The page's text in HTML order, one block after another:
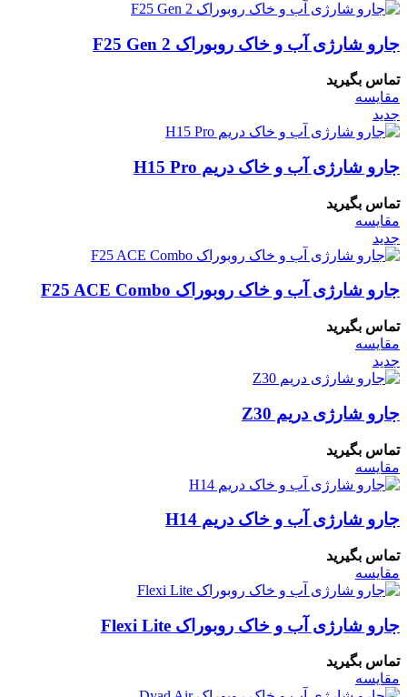
جارو شارژی آب و خاک روبوراک F25 Gen 2
تماس بگیرید
مقایسه
جدید
جارو شارژی آب و خاک دریم H15 Pro
تماس بگیرید
مقایسه
جدید
جارو شارژی آب و خاک روبوراک F25 ACE Combo
تماس بگیرید
مقایسه
جدید
جارو شارژی دریم Z30
تماس بگیرید
مقایسه
جارو شارژی آب و خاک دریم H14
تماس بگیرید
مقایسه
جارو شارژی آب و خاک روبوراک Flexi Lite
تماس بگیرید
مقایسه